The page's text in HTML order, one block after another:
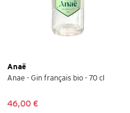
Anaë
Anae - Gin français bio - 70 cl
46,00 €